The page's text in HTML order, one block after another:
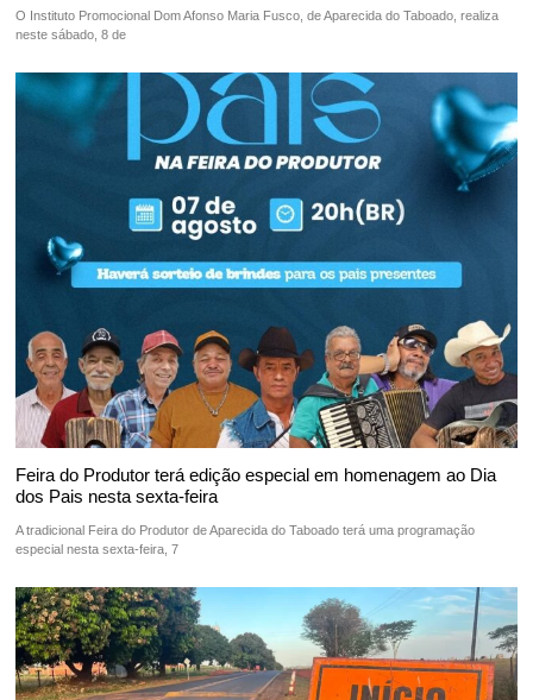
O Instituto Promocional Dom Afonso Maria Fusco, de Aparecida do Taboado, realiza
neste sábado, 8 de
Feira do Produtor terá edição especial em homenagem ao Dia
dos Pais nesta sexta-feira
A tradicional Feira do Produtor de Aparecida do Taboado terá uma programação
especial nesta sexta-feira, 7